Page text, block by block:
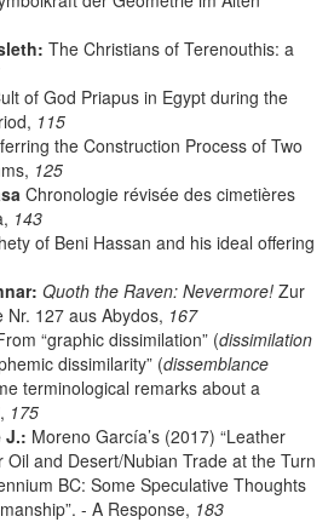
The Christians of Terenouthis: a
of God Priapus in Egypt during the
115
the Construction Process of Two
125
Chronologie révisée des cimetières
143
of Beni Hassan and his ideal offering
Quoth the Raven: Nevermore! Zur
Nr. 127 aus Abydos, 167
“graphic dissimilation” (dissimilation
dissimilarity” (dissemblance
terminological remarks about a
175
J.: Moreno García’s (2017) “Leather
Oil and Desert/Nubian Trade at the Turn
BC: Some Speculative Thoughts
- A Response, 183